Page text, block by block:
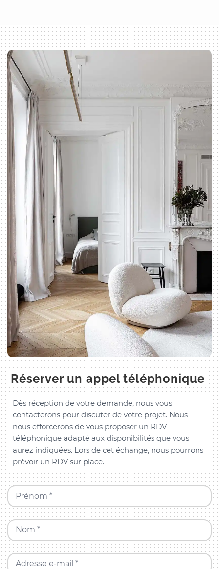
Réserver un appel téléphonique
Dès réception de votre demande, nous vous
contacterons pour discuter de votre projet. Nous
nous efforcerons de vous proposer un RDV
téléphonique adapté aux disponibilités que vous
aurez indiquées. Lors de cet échange, nous pourrons
prévoir un RDV sur place.
Prénom *
Nom *
Adresse e-mail *